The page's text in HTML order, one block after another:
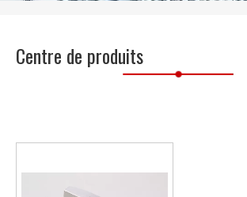
Centre de produits